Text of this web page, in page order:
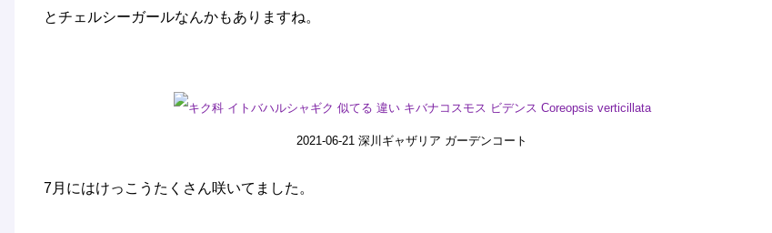
とチェルシーガールなんかもありますね。
2021-06-21 深川ギャザリア ガーデンコート
7月にはけっこうたくさん咲いてました。